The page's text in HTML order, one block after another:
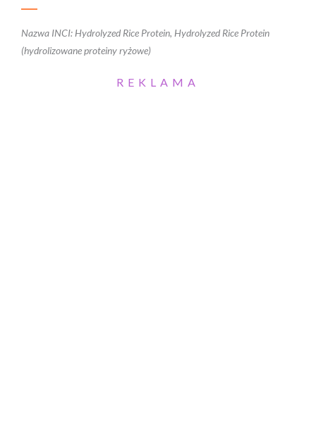
Nazwa INCI: Hydrolyzed Rice Protein, Hydrolyzed Rice Protein
(hydrolizowane proteiny ryżowe)
REKLAMA